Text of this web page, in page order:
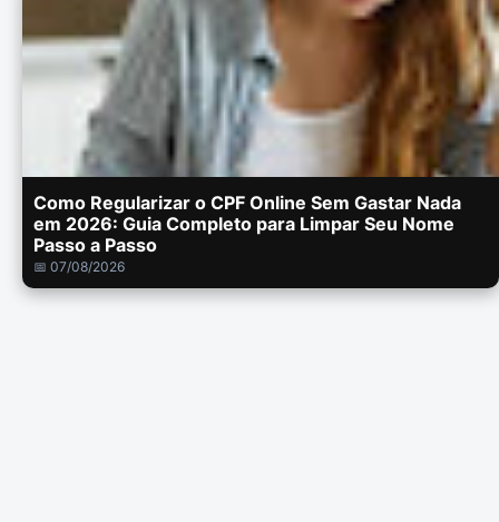
Como Regularizar o CPF Online Sem Gastar Nada
em 2026: Guia Completo para Limpar Seu Nome
Passo a Passo
📅 07/08/2026